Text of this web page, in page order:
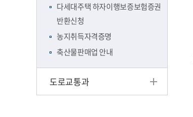
다세대주택 하자이행보증보험증권
반환신청
농지취득자격증명
축산물판매업 안내
도로교통과